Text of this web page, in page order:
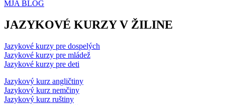
MJA BLOG
JAZYKOVÉ KURZY V ŽILINE
Jazykové kurzy pre dospelých
Jazykové kurzy pre mládež
Jazykové kurzy pre deti
Jazykový kurz angličtiny
Jazykový kurz nemčiny
Jazykový kurz ruštiny